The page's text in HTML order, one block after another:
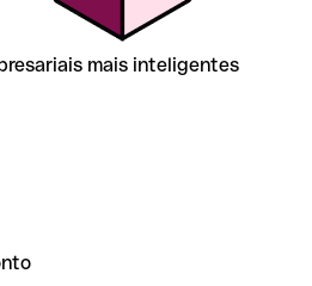
mais inteligentes